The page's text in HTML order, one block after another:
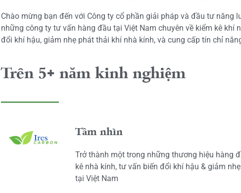
Chào mừng bạn đến với Công ty cổ phần giải pháp và đầu tư năng
những công ty tư vấn hàng đầu tại Việt Nam chuyên về kiểm kê khí
đổi khí hậu, giảm nhẹ phát thải khí nhà kính, và cung cấp tín chỉ
Trên 5+ năm kinh nghiệm
Tầm nhìn
Trở thành một trong những thương hiệu hàng
kê nhà kính, tư vấn biến đổi khí hậu & giảm
tại Việt Nam